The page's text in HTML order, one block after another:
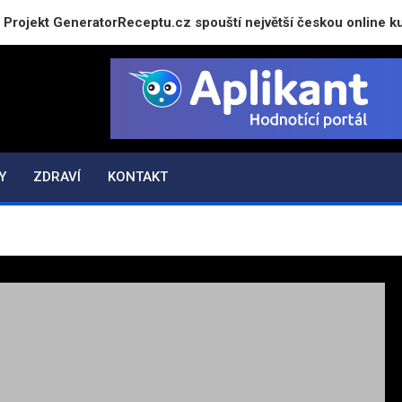
spouští největší českou online kuchařku
ZDRAVÍ KONTAKT